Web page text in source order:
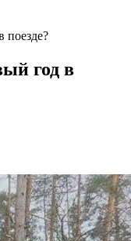
поезде?
год в